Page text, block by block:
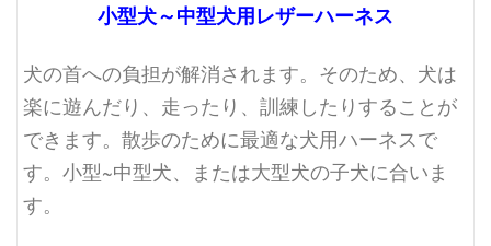
小型犬～中型犬用レザーハーネス
犬の首への負担が解消されます。そのため、犬は
楽に遊んだり、走ったり、訓練したりすることが
できます。散歩のために最適な犬用ハーネスで
す。小型~中型犬、または大型犬の子犬に合いま
す。